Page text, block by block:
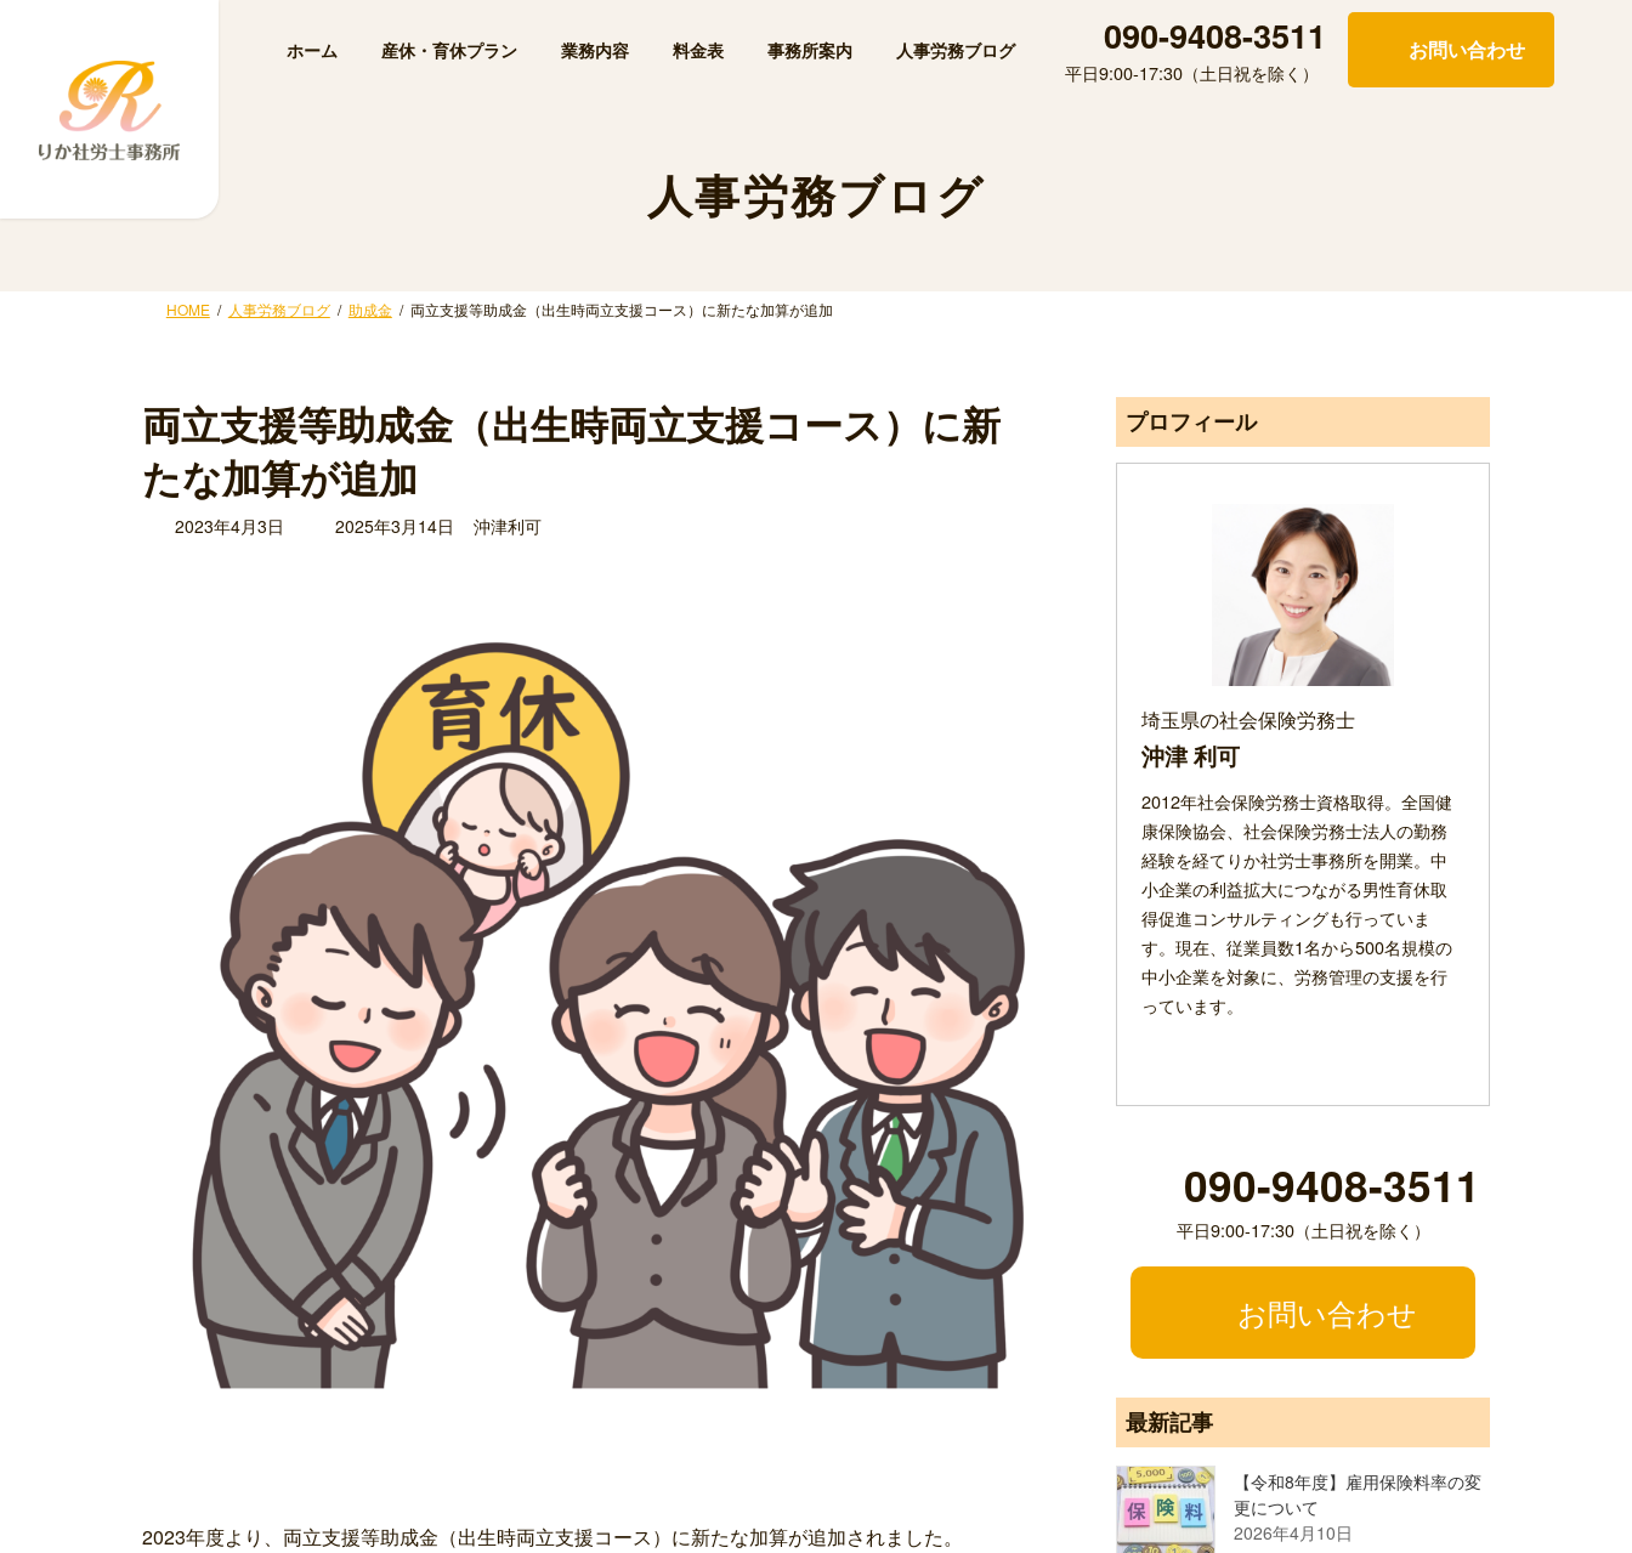
キ
に
ホーム 産休・育休プラン 業務内容 料金表 事務所案内 人事労務ブログ 090-9408-3511
平日9:00-17:30（土日祝を除く）
お問い合わせ
人事労務ブログ
HOME 人事労務ブログ 助成金 両立支援等助成金（出生時両立支援コース）に新たな加算が追加
両立支援等助成金（出生時両立支援コース）に新
たな加算が追加
2023年4月3日
最
2025年3月14日 沖津利可
2023年度より、両立支援等助成金（出生時両立支援コース）に新たな加算が追加されました。
プロフィール
埼玉県の社会保険労務士
沖津 利可
2012年社会保険労務士資格取得。全国健
康保険協会、社会保険労務士法人の勤務
経験を経てりか社労士事務所を開業。中
小企業の利益拡大につながる男性育休取
得促進コンサルティングも行っていま
す。現在、従業員数1名から500名規模の
中小企業を対象に、労務管理の支援を行
っています。
090-9408-3511
平日9:00-17:30（土日祝を除く）
お問い合わせ
最新記事
【令和8年度】雇用保険料率の変
更について
2026年4月10日